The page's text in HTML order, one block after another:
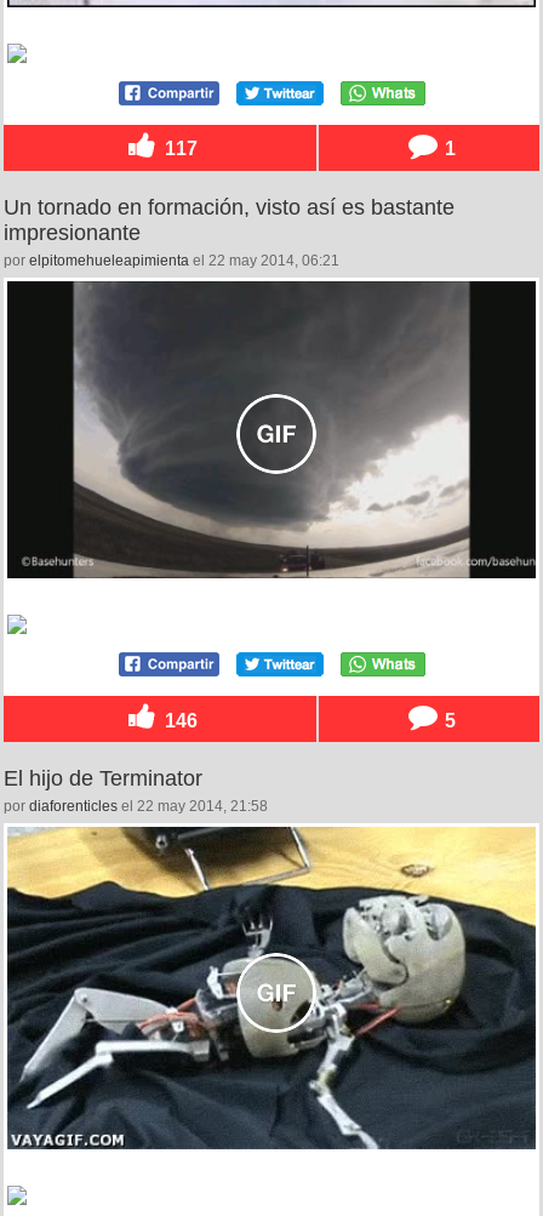
117 1
Un tornado en formación, visto así es bastante
impresionante
por elpitomehueleapimienta el 22 may 2014, 06:21
146 5
El hijo de Terminator
por diaforenticles el 22 may 2014, 21:58